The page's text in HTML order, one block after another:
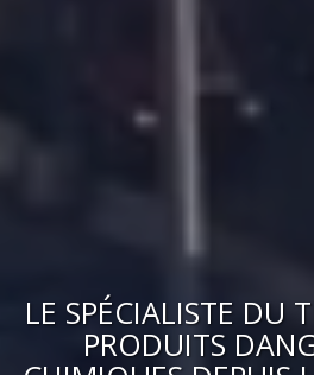
LE SPÉCIALISTE DU
PRODUITS